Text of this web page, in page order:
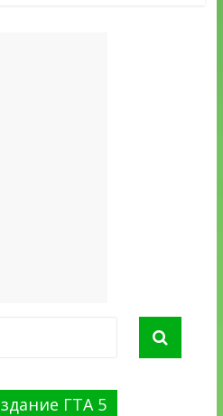
ГТА 5